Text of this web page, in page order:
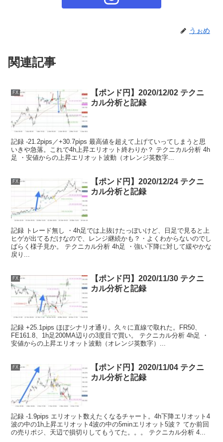
うぉめ
関連記事
FX
【ポンド円】2020/12/02 テクニ
カル分析と記録
記録 -21.2pips／+30.7pips 最高値を超えて上げていってしまうと思
いきや急落。これで4h上昇エリオット終わりか？ テクニカル分析 4h
足 ・安値からの上昇エリオット波動（オレンジ英数字...
FX
【ポンド円】2020/12/24 テクニ
カル分析と記録
記録 トレード無し ・4h足では上抜けたっぽいけど、日足で見ると上
ヒゲが出てるだけなので、レンジ継続かも？・よくわからないのでし
ばらく様子見か。 テクニカル分析 4h足 ・強い下降に対して緩やかな
戻り...
FX
【ポンド円】2020/11/30 テクニ
カル分析と記録
記録 +25.1pips ほぼシナリオ通り。久々に直線で取れた。FR50、
FE161.8、1h足200MA辺りの3度目で買い。 テクニカル分析 4h足 ・
安値からの上昇エリオット波動（オレンジ英数字）...
FX
【ポンド円】2020/11/04 テクニ
カル分析と記録
記録 -1.9pips エリオット数えたくなるチャート。4h下降エリオット4
波の中の1h上昇エリオット4波の中の5minエリオット5波？ てか前回
の売りポジ、天辺で損切りしてもうてた。。。 テクニカル分析 4...